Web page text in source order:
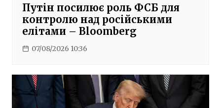
Путін посилює роль ФСБ для
контролю над російськими
елітами – Bloomberg
07/08/2026 10:36